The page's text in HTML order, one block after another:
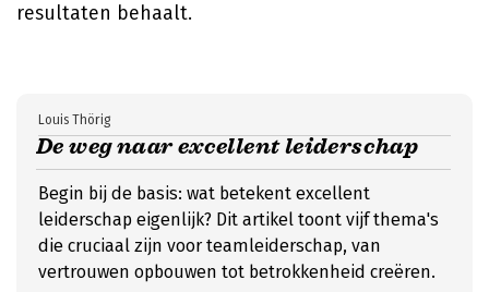
resultaten behaalt.
De weg naar excellent leiderschap
Louis Thörig
Begin bij de basis: wat betekent excellent
leiderschap eigenlijk? Dit artikel toont vijf thema's
die cruciaal zijn voor teamleiderschap, van
vertrouwen opbouwen tot betrokkenheid creëren.